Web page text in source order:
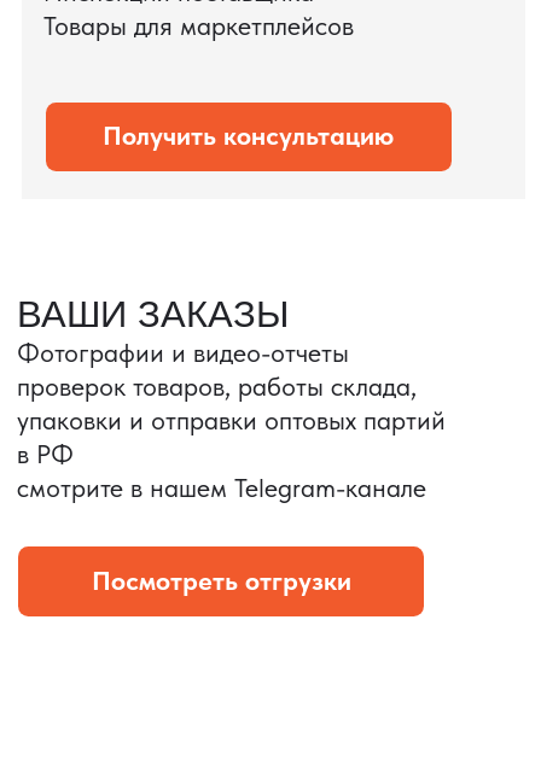
Портативные колонки
Условия: Тираж 3100 шт.
Колонка с шнуром
зарядным, без коробки
и ложемента (эвы).
Магнитная зарядка 3в1.
15w.
Комплект: устройство +
провод Type C.
КОНТРОЛЬ КАЧЕСТВА
Проверка по ТЗ включает:
— измерения размеров